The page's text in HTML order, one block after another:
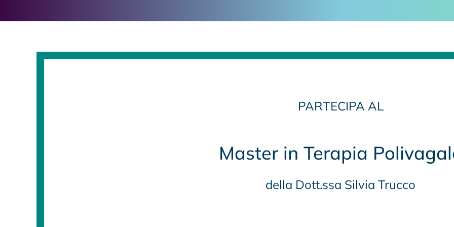
PARTECIPA AL
Master in Terapia
della Dott.ssa Silvia Trucco